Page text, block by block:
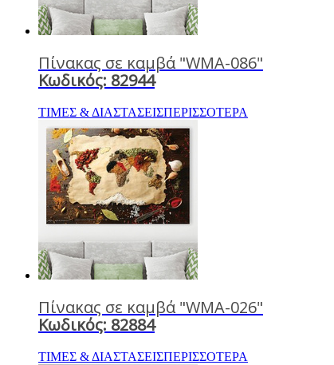
Πίνακας σε καμβά "WMA-086"
Κωδικός: 82944
ΤΙΜΕΣ & ΔΙΑΣΤΑΣΕΙΣΠΕΡΙΣΣΟΤΕΡΑ
Πίνακας σε καμβά "WMA-026"
Κωδικός: 82884
ΤΙΜΕΣ & ΔΙΑΣΤΑΣΕΙΣΠΕΡΙΣΣΟΤΕΡΑ